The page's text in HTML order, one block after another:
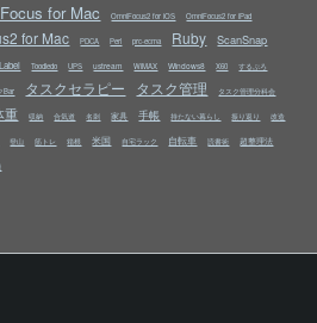
for Mac OmniFocus2 for iOS OmniFocus2 for iPad
for Mac PDCA Perl prc-ecma Ruby ScanSnap
Toodledo UPS ustream WiMAX Windows8 X60 するぷろ
Bar タスクセラピー タスク管理 タスク管理分科会
重 収納 合気道 名刺 家具 手帳 持たない暮らし 振り返り 改造
登山 筋トレ 箱根 米国 自宅ラック 自転車 読書術 超整理法